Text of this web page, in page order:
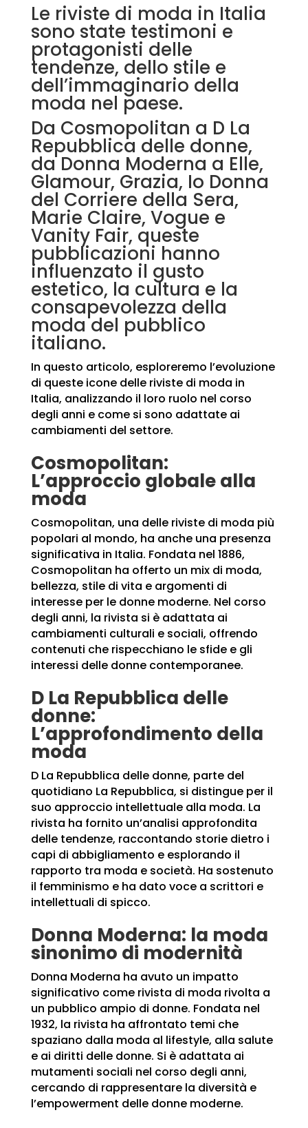
Le riviste di moda in Italia
sono state testimoni e
protagonisti delle
tendenze, dello stile e
dell’immaginario della
moda nel paese.
Da Cosmopolitan a D La
Repubblica delle donne,
da Donna Moderna a Elle,
Glamour, Grazia, Io Donna
del Corriere della Sera,
Marie Claire, Vogue e
Vanity Fair, queste
pubblicazioni hanno
influenzato il gusto
estetico, la cultura e la
consapevolezza della
moda del pubblico
italiano.
In questo articolo, esploreremo l’evoluzione
di queste icone delle riviste di moda in
Italia, analizzando il loro ruolo nel corso
degli anni e come si sono adattate ai
cambiamenti del settore.
Cosmopolitan:
L’approccio globale alla
moda
Cosmopolitan, una delle riviste di moda più
popolari al mondo, ha anche una presenza
significativa in Italia. Fondata nel 1886,
Cosmopolitan ha offerto un mix di moda,
bellezza, stile di vita e argomenti di
interesse per le donne moderne. Nel corso
degli anni, la rivista si è adattata ai
cambiamenti culturali e sociali, offrendo
contenuti che rispecchiano le sfide e gli
interessi delle donne contemporanee.
D La Repubblica delle
donne:
L’approfondimento della
moda
D La Repubblica delle donne, parte del
quotidiano La Repubblica, si distingue per il
suo approccio intellettuale alla moda. La
rivista ha fornito un’analisi approfondita
delle tendenze, raccontando storie dietro i
capi di abbigliamento e esplorando il
rapporto tra moda e società. Ha sostenuto
il femminismo e ha dato voce a scrittori e
intellettuali di spicco.
Donna Moderna: la moda
sinonimo di modernità
Donna Moderna ha avuto un impatto
significativo come rivista di moda rivolta a
un pubblico ampio di donne. Fondata nel
1932, la rivista ha affrontato temi che
spaziano dalla moda al lifestyle, alla salute
e ai diritti delle donne. Si è adattata ai
mutamenti sociali nel corso degli anni,
cercando di rappresentare la diversità e
l’empowerment delle donne moderne.